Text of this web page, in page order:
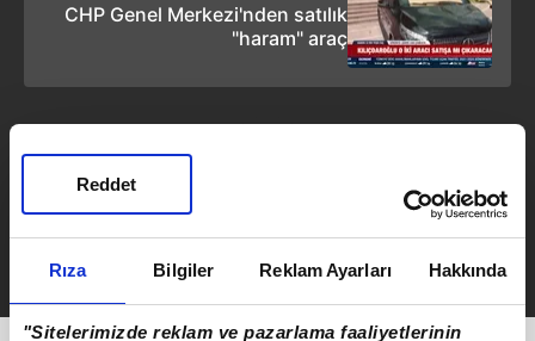
Rıza Bilgiler Reklam Ayarları Hakkında
"Sitelerimizde reklam ve pazarlama faaliyetlerinin
Reddet
CHP Genel Merkezi'nden satılık
"haram" araç
Emirhan Ceylan